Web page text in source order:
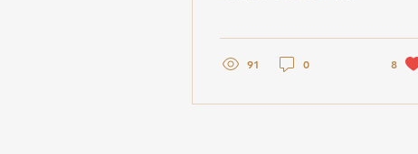
稿では、その理由につい
が「実学の祖」と呼ばれ
91 0 8